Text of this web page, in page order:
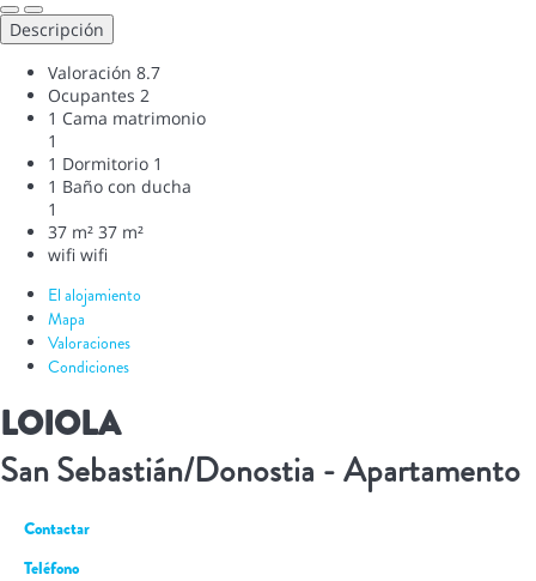
Descripción
Valoración 8.7
Ocupantes 2
1 Cama matrimonio
1
1 Dormitorio 1
1 Baño con ducha
1
37 m² 37 m²
wifi wifi
El alojamiento
Mapa
Valoraciones
Condiciones
LOIOLA
San Sebastián/Donostia -Apartamento
Contactar
Teléfono